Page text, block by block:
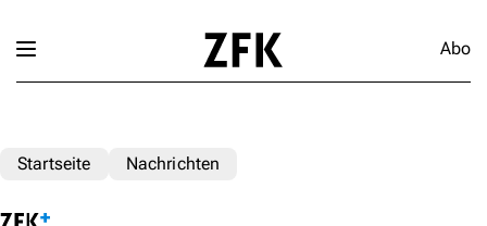
Abo
Startseite Nachrichten